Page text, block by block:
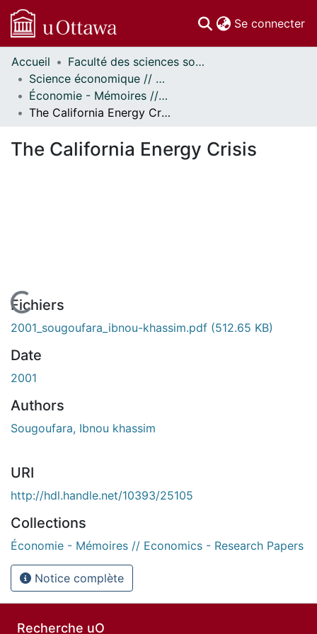
Se connecter
Communautés
et collections
Parcourir
Statistiques
À propos
Accueil
Faculté des sciences sociales // Faculty of Social Sciences
Science économique // Economics
Économie - Mémoires // Economics - Research Papers
The California Energy Crisis
The California Energy Crisis
En cours de chargement...
Fichiers
2001_sougoufara_ibnou-khassim.pdf (512.65 KB)
Date
2001
Authors
Sougoufara, Ibnou khassim
URI
http://hdl.handle.net/10393/25105
Collections
Économie - Mémoires // Economics - Research Papers
Notice complète
Recherche uO